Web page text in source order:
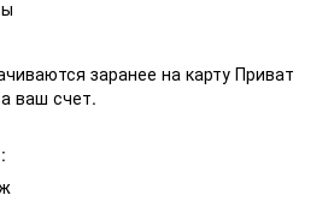
заранее на карту Приват
ваш счет.